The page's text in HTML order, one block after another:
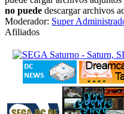
no puede descargar archivos
Moderador: Super
Afiliados